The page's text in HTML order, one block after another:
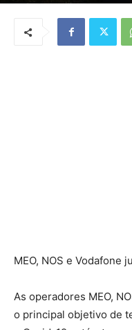
MEO, NOS e Vodafone
As operadores MEO,
o principal objetivo de